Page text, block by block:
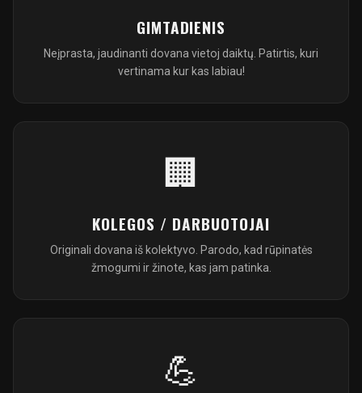
GIMTADIENIS
Neįprasta, jaudinanti dovana vietoj daiktų. Patirtis, kuri
vertinama kur kas labiau!
🏢
KOLEGOS / DARBUOTOJAI
Originali dovana iš kolektyvo. Parodo, kad rūpinatės
žmogumi ir žinote, kas jam patinka.
💪